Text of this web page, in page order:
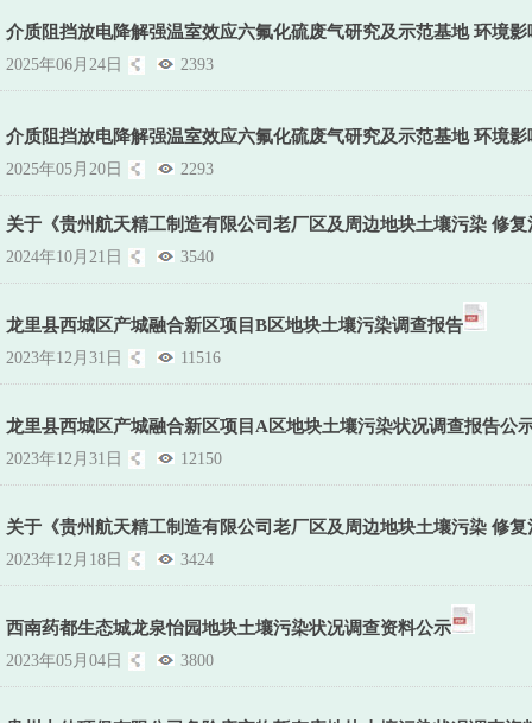
介质阻挡放电降解强温室效应六氟化硫废气研究及示范基地 环境
2025年06月24日 2393
介质阻挡放电降解强温室效应六氟化硫废气研究及示范基地 环境
2025年05月20日 2293
关于《贵州航天精工制造有限公司老厂区及周边地块土壤污染 修
2024年10月21日 3540
龙里县西城区产城融合新区项目B区地块土壤污染调查报告
2023年12月31日 11516
龙里县西城区产城融合新区项目A区地块土壤污染状况调查报告公
2023年12月31日 12150
关于《贵州航天精工制造有限公司老厂区及周边地块土壤污染 修
2023年12月18日 3424
西南药都生态城龙泉怡园地块土壤污染状况调查资料公示
2023年05月04日 3800